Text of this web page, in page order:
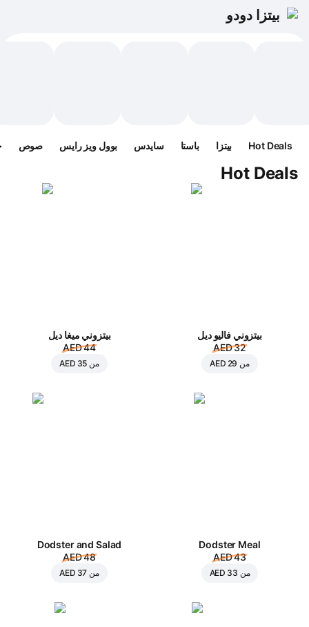
بيتزا دودو
Hot Deals بيتزا باستا سايدس بوول ويز رايس صوص
Hot Deals
بيتزوني فاليو ديل
AED 32
من AED 29
بيتزوني ميغا ديل
AED 44
من AED 35
Dodster Meal
AED 43
من AED 33
Dodster and Salad
AED 48
من AED 37